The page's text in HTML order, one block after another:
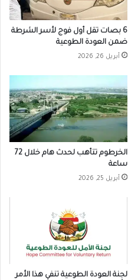
6 بصات تقل أول فوج لأسر الشرطة
ضمن العودة الطوعية
أبريل 26, 2026
الخرطوم تتأهب لحدث هام خلال 72
ساعة
أبريل 25, 2026
لجنة العودة الطوعية تنفي هذا الأمر